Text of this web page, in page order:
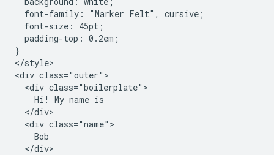
  font-family: "Marker Felt", cursive;
  font-size: 45pt;
  padding-top: 0.2em;
}
</style>
<div class="outer">
  <div class="boilerplate">
    Hi! My name is
  </div>
  <div class="name">
    Bob
  </div>